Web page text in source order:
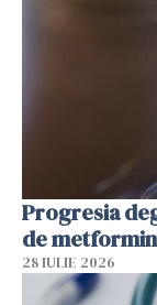
Progresia
de
28 IULIE 2026